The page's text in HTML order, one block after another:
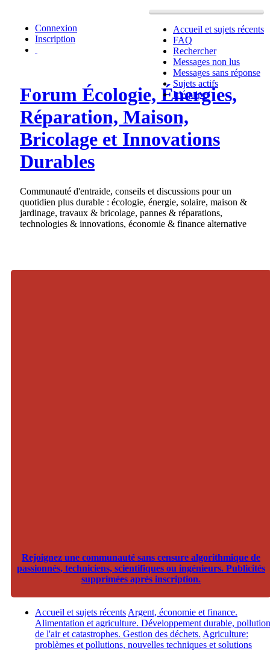
Accueil et sujets récents
FAQ
Rechercher
Messages non lus
Messages sans réponse
Sujets actifs
L’équipe
Connexion
Inscription
Forum Écologie, Énergies,
Réparation, Maison,
Bricolage et Innovations
Durables
Communauté d'entraide, conseils et discussions pour un
quotidien plus durable : écologie, énergie, solaire, maison &
jardinage, travaux & bricolage, pannes & réparations,
technologies & innovations, économie & finance alternative
Rejoignez une communauté sans censure algorithmique de
passionnés, techniciens, scientifiques ou ingénieurs. Publicités
supprimées après inscription.
Accueil et sujets récentsArgent, économie et finance.
Alimentation et agriculture. Développement durable, pollution
de l'air et catastrophes. Gestion des déchets. Agriculture:
problèmes et pollutions, nouvelles techniques et solutions